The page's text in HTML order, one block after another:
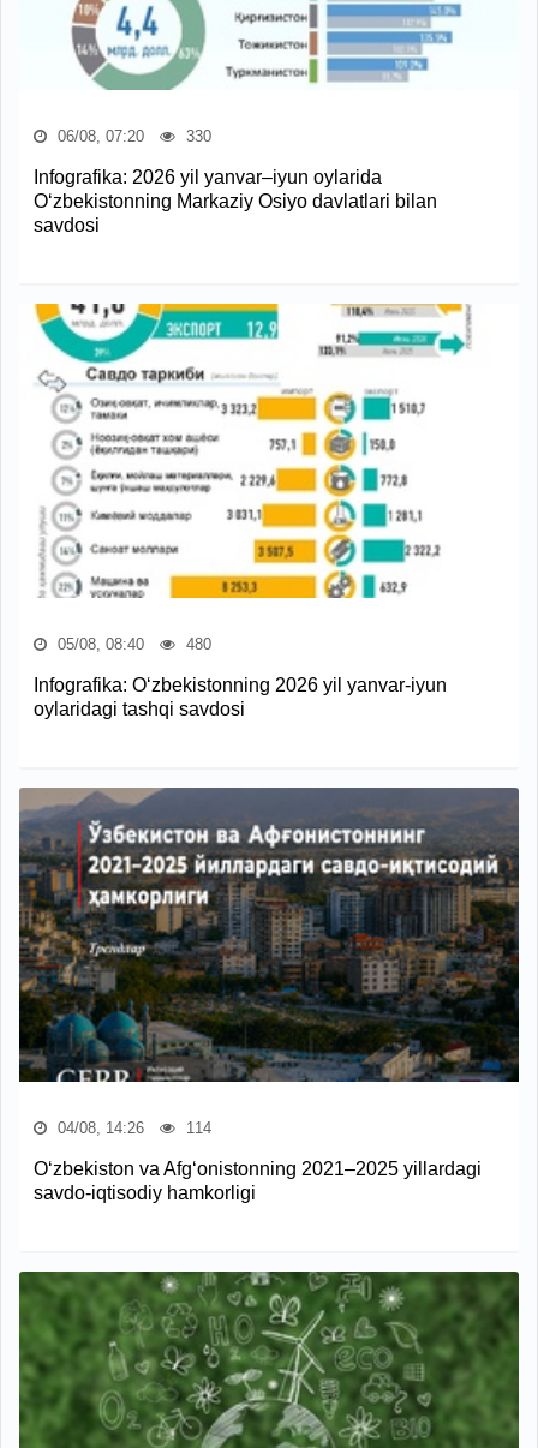
06/08, 07:20 330
Infografika: 2026 yil yanvar–iyun oylarida
O‘zbekistonning Markaziy Osiyo davlatlari bilan
savdosi
05/08, 08:40 480
Infografika: O‘zbekistonning 2026 yil yanvar-iyun
oylaridagi tashqi savdosi
04/08, 14:26 114
O‘zbekiston va Afg‘onistonning 2021–2025 yillardagi
savdo-iqtisodiy hamkorligi